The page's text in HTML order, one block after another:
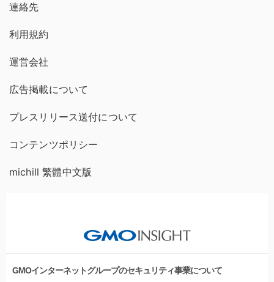
連絡先
利用規約
運営会社
広告掲載について
プレスリリース送付について
コンテンツポリシー
michill 繁體中文版
GMOインターネットグループのセキュリティ事業について